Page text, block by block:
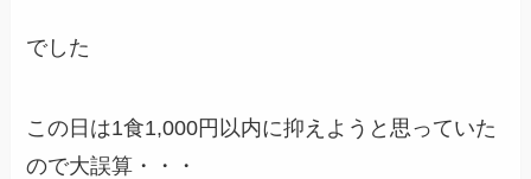
でした
この日は1食1,000円以内に抑えようと思っていた
ので大誤算・・・